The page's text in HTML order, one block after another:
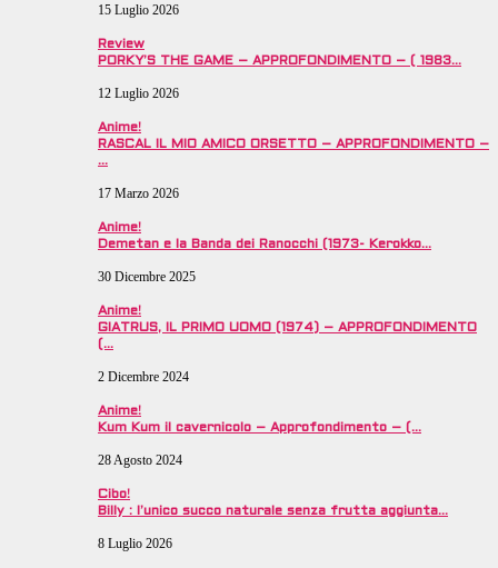
15 Luglio 2026
Review
PORKY’S THE GAME – APPROFONDIMENTO – ( 1983…
12 Luglio 2026
Anime!
RASCAL IL MIO AMICO ORSETTO – APPROFONDIMENTO –
…
17 Marzo 2026
Anime!
Demetan e la Banda dei Ranocchi (1973- Kerokko…
30 Dicembre 2025
Anime!
GIATRUS, IL PRIMO UOMO (1974) – APPROFONDIMENTO
(…
2 Dicembre 2024
Anime!
Kum Kum il cavernicolo – Approfondimento – (…
28 Agosto 2024
Cibo!
Billy : l’unico succo naturale senza frutta aggiunta…
8 Luglio 2026